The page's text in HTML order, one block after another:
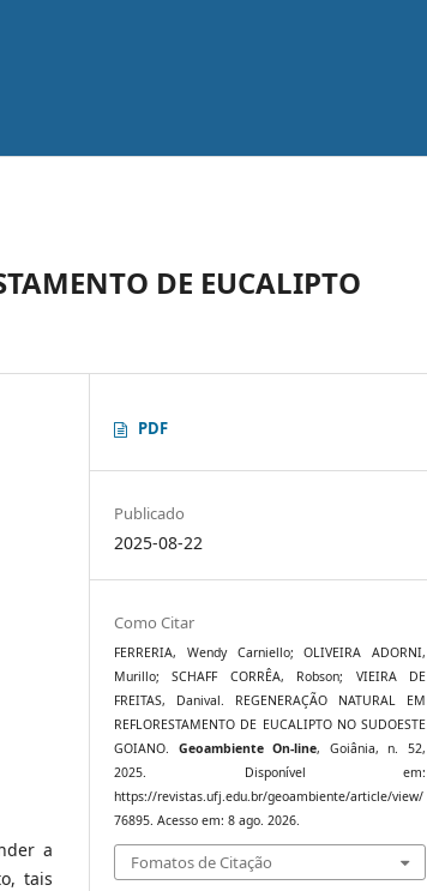
DE EUCALIPTO
a
tais
PDF
Publicado
2025-08-22
Como Citar
FERRERIA, Wendy Carniello; OLIVEIRA ADORNI,
Murillo; SCHAFF CORRÊA, Robson; VIEIRA DE
FREITAS, Danival. REGENERAÇÃO NATURAL EM
REFLORESTAMENTO DE EUCALIPTO NO SUDOESTE
GOIANO. Geoambiente On-line, Goiânia, n. 52,
2025. Disponível em:
https://revistas.ufj.edu.br/geoambiente/article/view/
76895. Acesso em: 8 ago. 2026.
Fomatos de Citação